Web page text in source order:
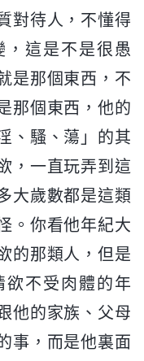
對待人，不懂得
這是不是很愚
是那個東西，不
那個東西，他的
、騷、蕩」的其
，一直玩弄到這
大歲數都是這類
。你看他年紀大
的那類人，但是
不受肉體的年
他的家族、父母
事，而是他裏面